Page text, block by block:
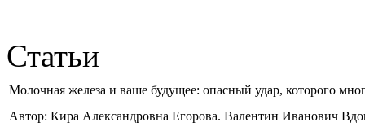
Статьи
Молочная железа и ваше будущее: опасный удар, которого
Автор: Кира Александровна Егорова. Валентин Иванович